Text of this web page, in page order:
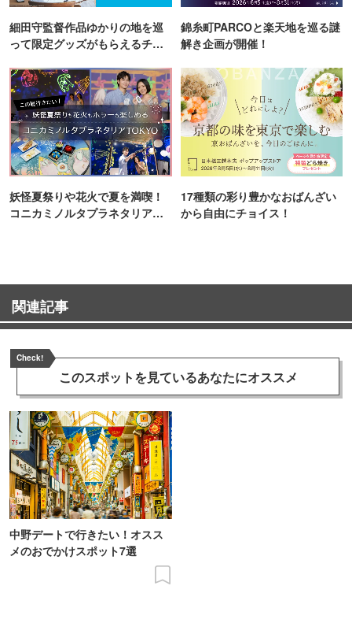
細田守監督作品ゆかりの地を巡
って限定グッズがもらえるチャ
錦糸町PARCOと楽天地を巡る謎
解き企画が開催！
妖怪夏祭りや花火で夏を満喫！
コニカミノルタプラネタリア
17種類の彩り豊かなおばんざい
から自由にチョイス！
関連記事
Check!
このスポットを見ているあなたにオススメ
中野デートで行きたい！オスス
メのおでかけスポット7選